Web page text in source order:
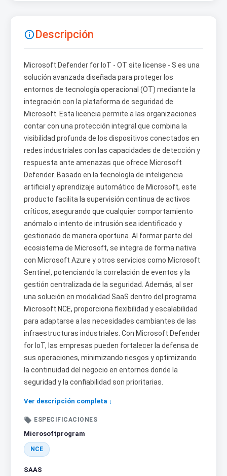
Descripción
Microsoft Defender for IoT - OT site license - S es una
solución avanzada diseñada para proteger los
entornos de tecnología operacional (OT) mediante la
integración con la plataforma de seguridad de
Microsoft. Esta licencia permite a las organizaciones
contar con una protección integral que combina la
visibilidad profunda de los dispositivos conectados en
redes industriales con las capacidades de detección y
respuesta ante amenazas que ofrece Microsoft
Defender. Basado en la tecnología de inteligencia
artificial y aprendizaje automático de Microsoft, este
producto facilita la supervisión continua de activos
críticos, asegurando que cualquier comportamiento
anómalo o intento de intrusión sea identificado y
gestionado de manera oportuna. Al formar parte del
ecosistema de Microsoft, se integra de forma nativa
con Microsoft Azure y otros servicios como Microsoft
Sentinel, potenciando la correlación de eventos y la
gestión centralizada de la seguridad. Además, al ser
una solución en modalidad SaaS dentro del programa
Microsoft NCE, proporciona flexibilidad y escalabilidad
para adaptarse a las necesidades cambiantes de las
infraestructuras industriales. Con Microsoft Defender
for IoT, las empresas pueden fortalecer la defensa de
sus operaciones, minimizando riesgos y optimizando
la continuidad del negocio en entornos donde la
seguridad y la confiabilidad son prioritarias.
Ver descripción completa ↓
 ESPECIFICACIONES
Microsoftprogram
NCE
SAAS